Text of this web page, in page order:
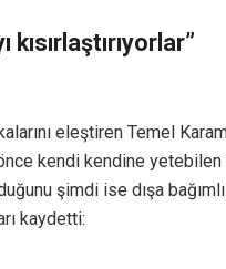
kısırlaştırıyorlar”
eleştiren Temel
kendi kendine yetebilen
şimdi ise dışa
kaydetti: